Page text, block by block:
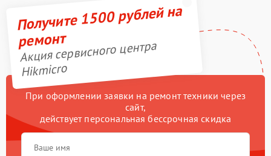
Получите 1500 рублей на
ремонт
Акция сервисного центра
Hikmicro
При оформлении заявки на ремонт техники через
сайт,
действует персональная бессрочная скидка